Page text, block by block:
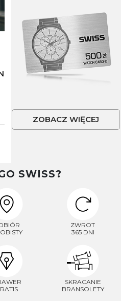
ZOBACZ WIĘCEJ
SWISS?
ZWROT
365 DNI
SKRACANIE
BRANSOLETY